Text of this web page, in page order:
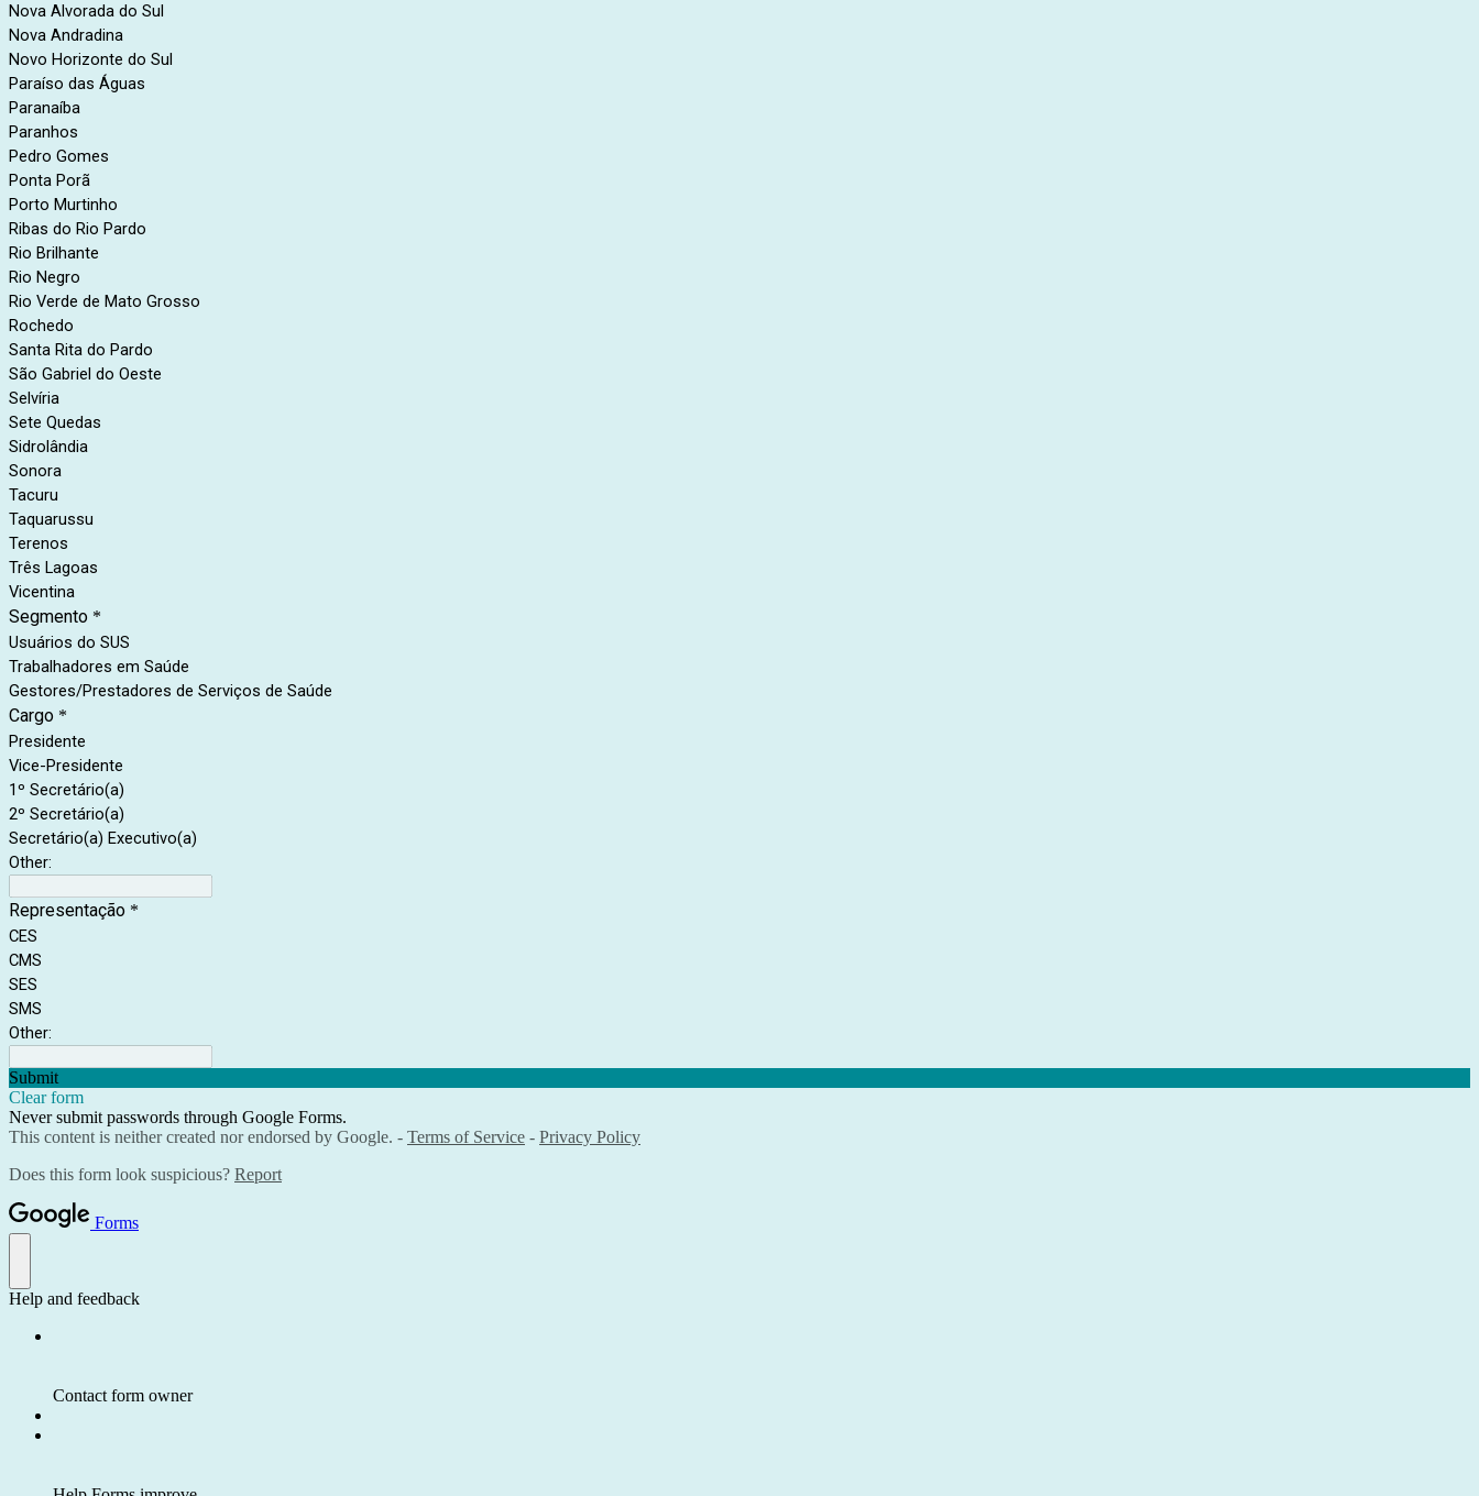
Nova Alvorada do Sul
Nova Andradina
Novo Horizonte do Sul
Paraíso das Águas
Paranaíba
Paranhos
Pedro Gomes
Ponta Porã
Porto Murtinho
Ribas do Rio Pardo
Rio Brilhante
Rio Negro
Rio Verde de Mato Grosso
Rochedo
Santa Rita do Pardo
São Gabriel do Oeste
Selvíria
Sete Quedas
Sidrolândia
Sonora
Tacuru
Taquarussu
Terenos
Três Lagoas
Vicentina
Segmento *
Usuários do SUS
Trabalhadores em Saúde
Gestores/Prestadores de Serviços de Saúde
Cargo *
Presidente
Vice-Presidente
1º Secretário(a)
2º Secretário(a)
Secretário(a) Executivo(a)
Other:
Representação *
CES
CMS
SES
SMS
Other:
Submit
Clear form
Never submit passwords through Google Forms.
This content is neither created nor endorsed by Google. - Terms of Service - Privacy Policy
Does this form look suspicious? Report
Forms
Help and feedback
Contact form owner